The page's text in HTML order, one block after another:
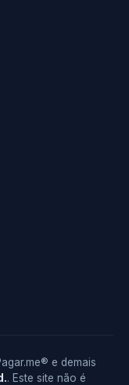
e demais
. Este site não é